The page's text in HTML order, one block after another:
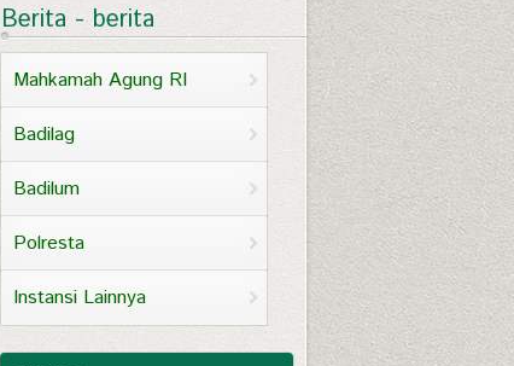
Berita - berita
Mahkamah Agung RI
Badilag
Badilum
Polresta
Instansi Lainnya